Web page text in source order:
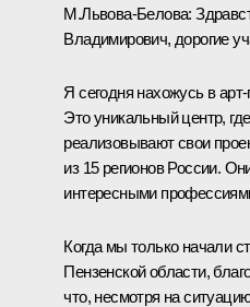
М.Львова-Белова:
Владимирович, дорогие
Я сегодня нахожусь в
Это уникальный центр,
реализовывают свои
из 15 регионов России.
интересными
Когда мы только начали
Пензенской области,
что, несмотря на